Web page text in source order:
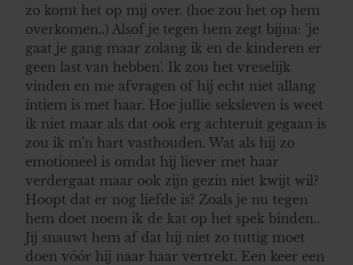
zo komt het op mij over. (hoe zou het op hem
overkomen..) Alsof je tegen hem zegt bijna: 'je
gaat je gang maar zolang ik en de kinderen er
geen last van hebben'. Ik zou het vreselijk
vinden en me afvragen of hij echt niet allang
intiem is met haar. Hoe jullie seksleven is weet
ik niet maar als dat ook erg achteruit gegaan is
zou ik m'n hart vasthouden. Wat als hij zo
emotioneel is omdat hij liever met haar
verdergaat maar ook zijn gezin niet kwijt wil?
Hoopt dat er nog liefde is? Zoals je nu tegen
hem doet noem ik de kat op het spek binden..
Jij snauwt hem af dat hij niet zo tuttig moet
doen vóór hij naar haar vertrekt. Een keer een